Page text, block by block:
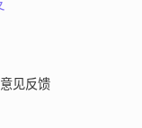
意见反馈